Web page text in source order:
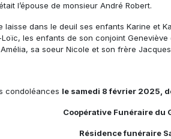
l’épouse de monsieur André Robert.
laisse dans le deuil ses enfants Karine et
Loïc, les enfants de son conjoint
sa soeur Nicole et son frère
condoléances le samedi 8 février 2025,
Coopérative Funéraire du
Résidence funéraire